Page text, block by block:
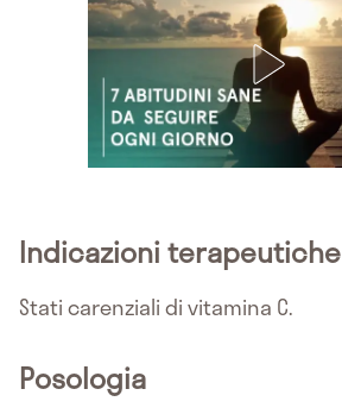
Indicazioni terapeutiche
Stati carenziali di vitamina C.
Posologia